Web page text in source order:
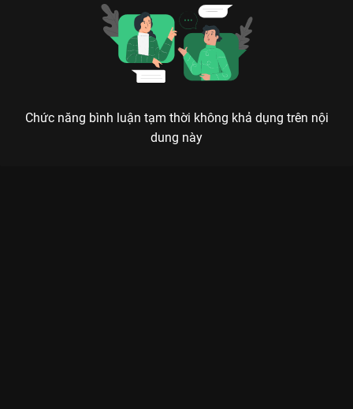
Chức năng bình luận tạm thời không khả dụng trên nội
dung này